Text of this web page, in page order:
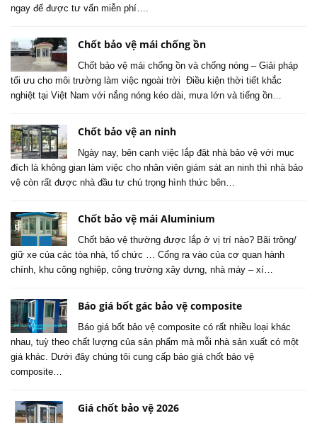
ngay để được tư vấn miễn phí….
Chốt bảo vệ mái chống ồn
Chốt bảo vệ mái chống ồn và chống nóng – Giải pháp
tối ưu cho môi trường làm việc ngoài trời Điều kiện thời tiết khắc
nghiệt tại Việt Nam với nắng nóng kéo dài, mưa lớn và tiếng ồn…
Chốt bảo vệ an ninh
Ngày nay, bên cạnh việc lắp đặt nhà bảo vệ với mục
đích là không gian làm việc cho nhân viên giám sát an ninh thì nhà bảo
vệ còn rất được nhà đầu tư chú trọng hình thức bên…
Chốt bảo vệ mái Aluminium
Chốt bảo vệ thường được lắp ở vị trí nào? Bãi trông/
giữ xe của các tòa nhà, tổ chức … Cổng ra vào của cơ quan hành
chính, khu công nghiệp, công trường xây dựng, nhà máy – xí…
Báo giá bốt gác bảo vệ composite
Báo giá bốt bảo vệ composite có rất nhiều loại khác
nhau, tuỳ theo chất lượng của sản phẩm mà mỗi nhà sản xuất có một
giá khác. Dưới đây chúng tôi cung cấp báo giá chốt bảo vệ
composite…
Giá chốt bảo vệ 2026